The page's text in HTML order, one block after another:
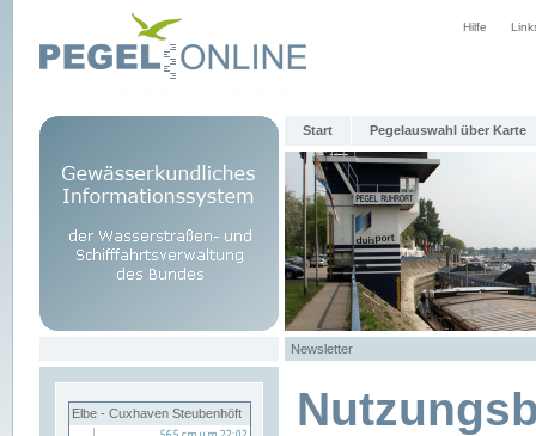
Hilfe
Start Pegelauswahl über Karte
Newsletter
Elbe - Cuxhaven Steubenhöft